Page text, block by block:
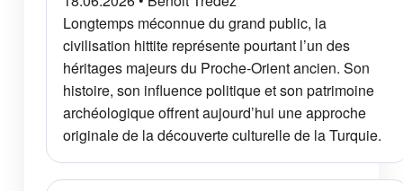
Longtemps méconnue du grand public, la
civilisation hittite représente pourtant l’un des
héritages majeurs du Proche-Orient ancien. Son
histoire, son influence politique et son patrimoine
archéologique offrent aujourd’hui une approche
originale de la découverte culturelle de la Turquie.